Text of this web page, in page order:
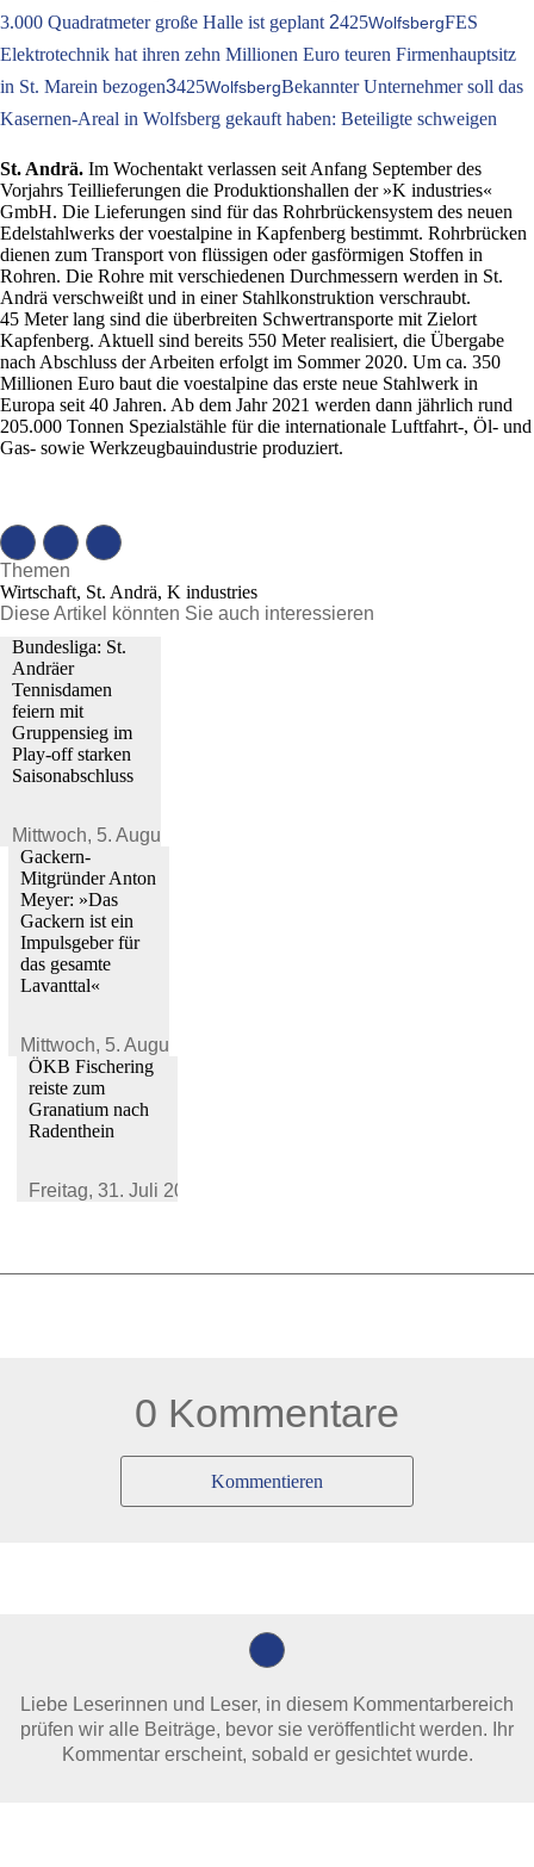
3.000 Quadratmeter große Halle ist geplant 2425WolfsbergFES
Elektrotechnik hat ihren zehn Millionen Euro teuren Firmenhauptsitz
in St. Marein bezogen3425WolfsbergBekannter Unternehmer soll das
Kasernen-Areal in Wolfsberg gekauft haben: Beteiligte schweigen
St. Andrä. Im Wochentakt verlassen seit Anfang September des
Vorjahrs Teillieferungen die Produktionshallen der »K industries«
GmbH. Die Lieferungen sind für das Rohrbrückensystem des neuen
Edelstahlwerks der voestalpine in Kapfenberg bestimmt. Rohrbrücken
dienen zum Transport von flüssigen oder gasförmigen Stoffen in
Rohren. Die Rohre mit verschiedenen Durchmessern werden in St.
Andrä verschweißt und in einer Stahlkonstruktion verschraubt.
45 Meter lang sind die überbreiten Schwertransporte mit Zielort
Kapfenberg. Aktuell sind bereits 550 Meter realisiert, die Übergabe
nach Abschluss der Arbeiten erfolgt im Sommer 2020. Um ca. 350
Millionen Euro baut die voestalpine das erste neue Stahlwerk in
Europa seit 40 Jahren. Ab dem Jahr 2021 werden dann jährlich rund
205.000 Tonnen Spezialstähle für die internationale Luftfahrt-, Öl- und
Gas- sowie Werkzeugbauindustrie produziert.
Themen
Wirtschaft, St. Andrä, K industries
Diese Artikel könnten Sie auch interessieren
Bundesliga: St.
Andräer
Tennisdamen
feiern mit
Gruppensieg im
Play-off starken
Saisonabschluss
Mittwoch, 5. August 2026
Gackern-
Mitgründer Anton
Meyer: »Das
Gackern ist ein
Impulsgeber für
das gesamte
Lavanttal«
Mittwoch, 5. August 2026
ÖKB Fischering
reiste zum
Granatium nach
Radenthein
Freitag, 31. Juli 2026
0 Kommentare
Kommentieren
Liebe Leserinnen und Leser, in diesem Kommentarbereich
prüfen wir alle Beiträge, bevor sie veröffentlicht werden. Ihr
Kommentar erscheint, sobald er gesichtet wurde.